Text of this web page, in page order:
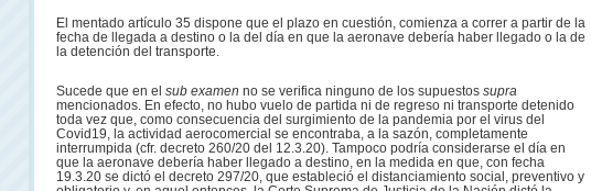
El mentado artículo 35 dispone que el plazo en cuestión, comienza a correr a partir de la
fecha de llegada a destino o la del día en que la aeronave debería haber llegado o la de
la detención del transporte.
Sucede que en el sub examen no se verifica ninguno de los supuestos supra
mencionados. En efecto, no hubo vuelo de partida ni de regreso ni transporte detenido
toda vez que, como consecuencia del surgimiento de la pandemia por el virus del
Covid19, la actividad aerocomercial se encontraba, a la sazón, completamente
interrumpida (cfr. decreto 260/20 del 12.3.20). Tampoco podría considerarse el día en
que la aeronave debería haber llegado a destino, en la medida en que, con fecha
19.3.20 se dictó el decreto 297/20, que estableció el distanciamiento social, preventivo y